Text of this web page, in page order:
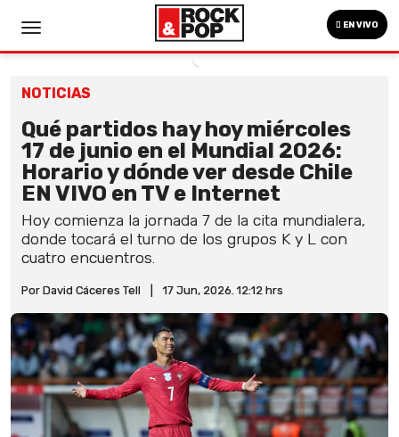
EN VIVO
NOTICIAS
Qué partidos hay hoy miércoles
17 de junio en el Mundial 2026:
Horario y dónde ver desde Chile
EN VIVO en TV e Internet
Hoy comienza la jornada 7 de la cita mundialera,
donde tocará el turno de los grupos K y L con
cuatro encuentros.
Por David Cáceres Tell 17 Jun, 2026. 12:12 hrs